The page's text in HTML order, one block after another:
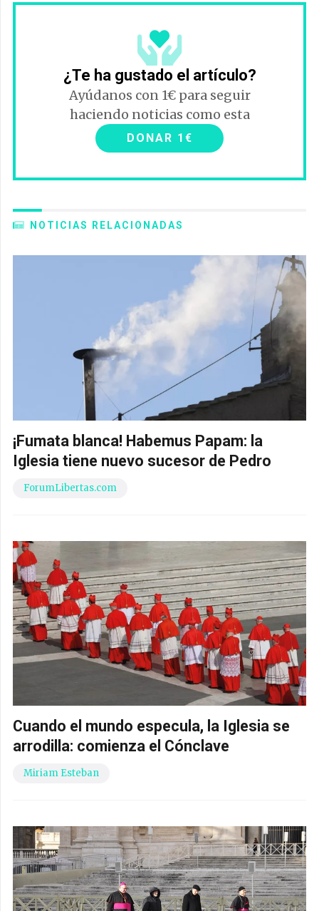
¿Te ha gustado el artículo?
Ayúdanos con 1€ para seguir
haciendo noticias como esta
DONAR 1€
NOTICIAS RELACIONADAS
¡Fumata blanca! Habemus Papam: la
Iglesia tiene nuevo sucesor de Pedro
ForumLibertas.com
Cuando el mundo especula, la Iglesia se
arrodilla: comienza el Cónclave
Miriam Esteban